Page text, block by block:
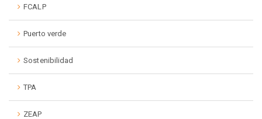
FCALP
Puerto verde
Sostenibilidad
TPA
ZEAP